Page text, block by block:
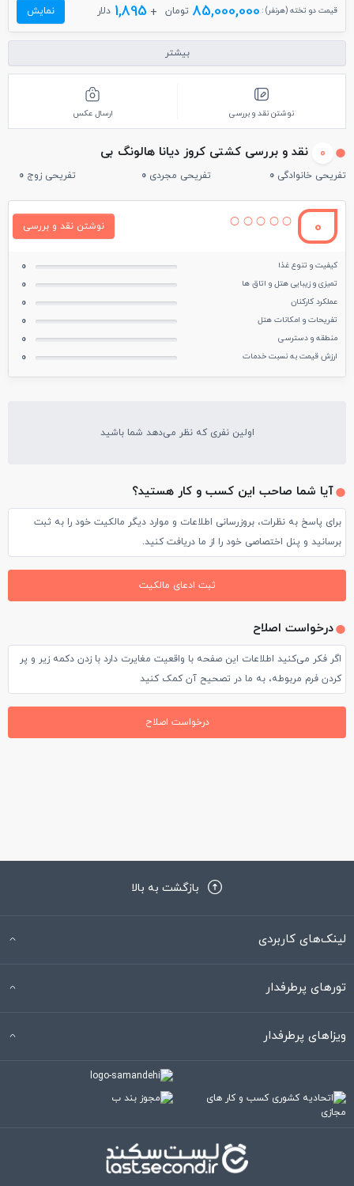
قیمت دو تخته (هرنفر) : 85,000,000 تومان 1,895 دلار نمایش
بیشتر
نوشتن نقد و بررسی ارسال عکس
0 نقد و بررسی کشتی کروز دیانا هالونگ بی
تفریحی خانوادگی 0 تفریحی مجردی 0 تفریحی زوج 0
0 نوشتن نقد و بررسی
کیفیت و تنوع غذا 0
تمیزی و زیبایی هتل و اتاق ها 0
عملکرد کارکنان 0
تفریحات و امکانات هتل 0
منطقه و دسترسی 0
ارزش قیمت به نسبت خدمات 0
اولین نفری که نظر می‌دهد شما باشید
آیا شما صاحب این کسب و کار هستید؟
برای پاسخ به نظرات، بروزرسانی اطلاعات و موارد دیگر مالکیت خود را به ثبت
برسانید و پنل اختصاصی خود را از ما دریافت کنید.
ثبت ادعای مالکیت
درخواست اصلاح
اگر فکر می‌کنید اطلاعات این صفحه با واقعیت مغایرت دارد با زدن دکمه زیر و پر
کردن فرم مربوطه، به ما در تصحیح آن کمک کنید
درخواست اصلاح
بازگشت به بالا
لینک‌های کاربردی
تورهای پرطرفدار
ویزاهای پرطرفدار